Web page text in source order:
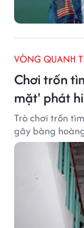
VÒNG QUANH
Chơi trốn
mặt' phát
Trò chơi trốn
gây bàng